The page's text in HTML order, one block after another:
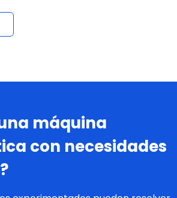
máquina
con necesidades